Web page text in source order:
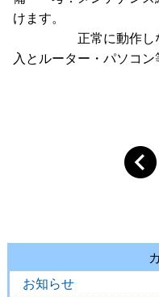
けます。
正常に動作しない
入とルーター・パソコン
お知らせ